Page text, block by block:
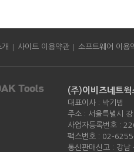
| 사이트 이용약관 | 소프트웨어 이용
(주)이비즈네트웍
대표이사 : 박기범
주소 : 서울특별시
사업자등록번호 :
팩스번호 : 02-
통신판매신고 : 강